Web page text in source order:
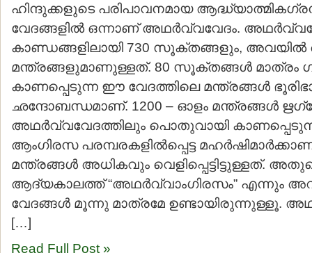
ഹിന്ദുക്കളുടെ പരിപാവനമായ
വേദങ്ങളില്‍ ഒന്നാണ് അഥര്‍വ്വവേദം.
കാണ്ഡങ്ങളിലായി 730 സൂക്തങ്ങളും, അവയില്‍
മന്ത്രങ്ങളുമാണുള്ളത്. 80 സൂക്തങ്ങള്‍ മാത്രം
കാണപ്പെടുന്ന ഈ വേദത്തിലെ മന്ത്രങ്ങള്‍
ഛന്ദോബന്ധമാണ്. 1200 – ഓളം മന്ത്രങ്ങള്‍
അഥര്‍വ്വവേദത്തിലും പൊതുവായി
ആംഗിരസ പരമ്പരകളില്‍പ്പെട്ട
മന്ത്രങ്ങള്‍ അധികവും വെളിപ്പെട്ടിട്ടുള്ളത്.
ആദ്യകാലത്ത് “അഥര്‍വ്വാംഗിരസം” എന്നും
വേദങ്ങള്‍ മൂന്നു മാത്രമേ ഉണ്ടായിരുന്നുള്ളൂ.
[…]
Read Full Post »